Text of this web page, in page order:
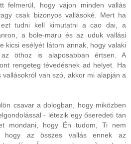
felmerül, hogy vajon minden vallás
csak bizonyos vallásoké. Mert ha
ezt tudni kell kimutatni a cao dai, a
a bole-maru és az uduk vallási
kicsi esélyét látom annak, hogy valaki
öthoz is alaposabban értsen. A
rengeteg tévedésnek ad helyet. Ha
vallásokról van szó, akkor mi alapján a
csavar a dologban, hogy miközben
- létezik egy őseredeti tan
mondani, hogy Én tudom, Ti nem
hogy az összes vallás ennek az